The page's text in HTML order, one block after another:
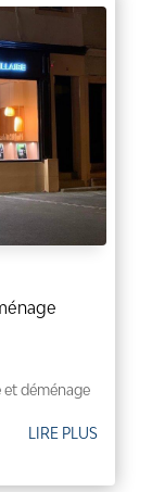
déménage
LIRE PLUS